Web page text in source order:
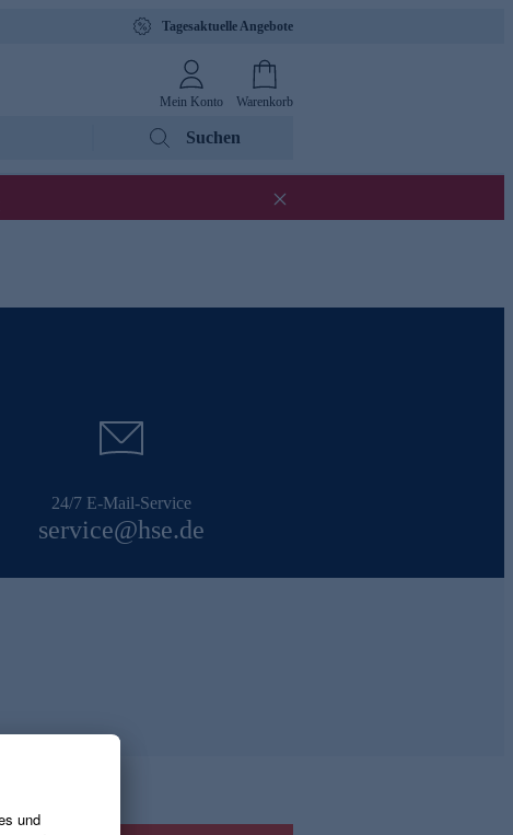
Tagesaktuelle Angebote
Mein Konto Warenkorb
Suchen
24/7 E-Mail-Service
service@hse.de